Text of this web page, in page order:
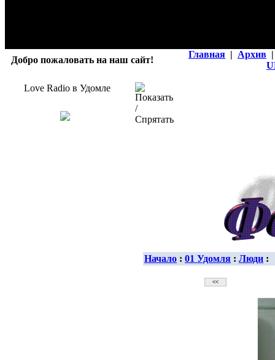
Добро пожаловать на наш сайт!
Главная | Архив |
Love Radio в Удомле
Начало : 01 Удомля : Люди :